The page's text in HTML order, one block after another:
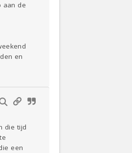
aan de
en
die tijd
een